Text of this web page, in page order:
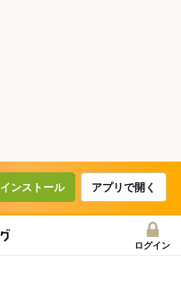
インストール アプリで開く
ログイン